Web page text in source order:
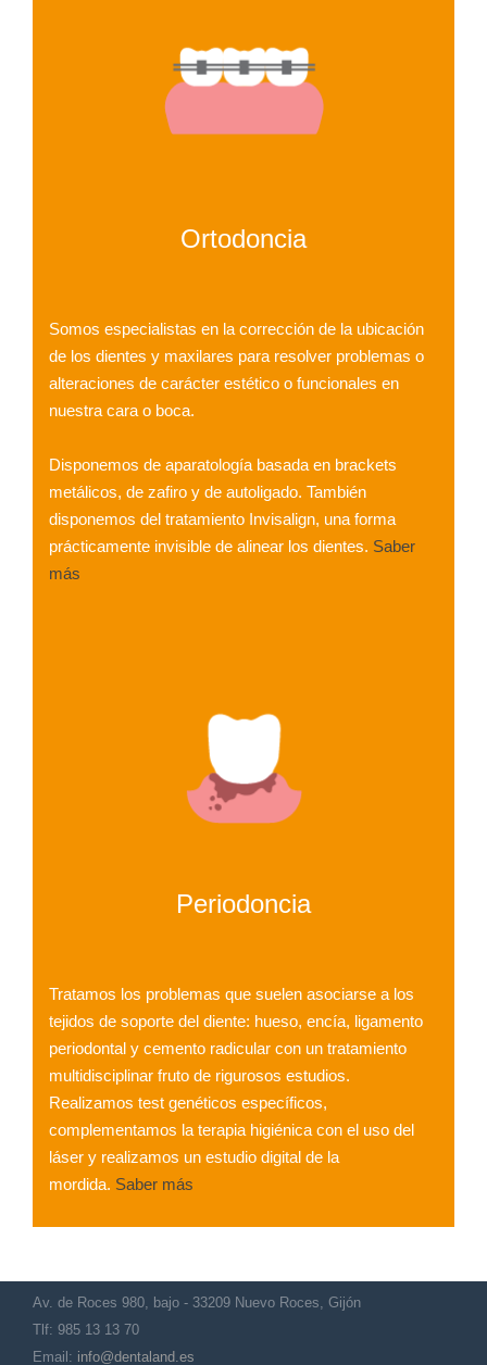
Ortodoncia
Somos especialistas en la corrección de la ubicación
de los dientes y maxilares para resolver problemas o
alteraciones de carácter estético o funcionales en
nuestra cara o boca.
Disponemos de aparatología basada en brackets
metálicos, de zafiro y de autoligado. También
disponemos del tratamiento Invisalign, una forma
prácticamente invisible de alinear los dientes. Saber
más
Periodoncia
Tratamos los problemas que suelen asociarse a los
tejidos de soporte del diente: hueso, encía, ligamento
periodontal y cemento radicular con un tratamiento
multidisciplinar fruto de rigurosos estudios.
Realizamos test genéticos específicos,
complementamos la terapia higiénica con el uso del
láser y realizamos un estudio digital de la
mordida. Saber más
Av. de Roces 980, bajo - 33209 Nuevo Roces, Gijón
Tlf: 985 13 13 70
Email: info@dentaland.es